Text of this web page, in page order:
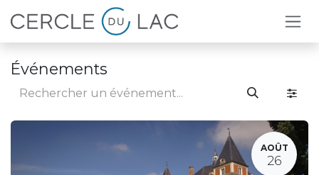
Se rendre au contenu
Événements
AOÛT
26